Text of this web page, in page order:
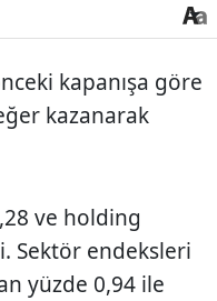
kapanışa göre
kazanarak
ve holding
Sektör endeksleri
yüzde 0,94 ile